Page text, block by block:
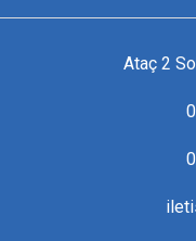
Ataç 2